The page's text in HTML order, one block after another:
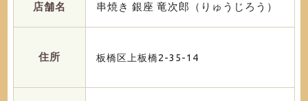
店舗名 串焼き 銀座 竜次郎（りゅうじろう）
住所 板橋区上板橋2-35-14